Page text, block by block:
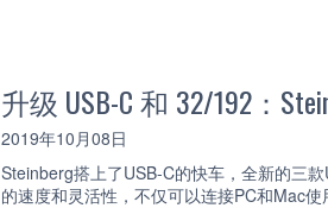
升级 USB-C 和 32/192：
2019年10月08日
Steinberg搭上了USB-C的快车，全新的三
的速度和灵活性，不仅可以连接PC和Mac使